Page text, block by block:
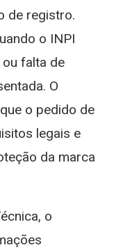
de registro.
o INPI
falta de
O
o pedido de
legais e
da marca
o